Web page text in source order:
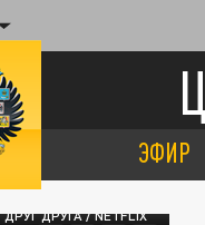
ЭФИР
ДРУГА / NETFLIX